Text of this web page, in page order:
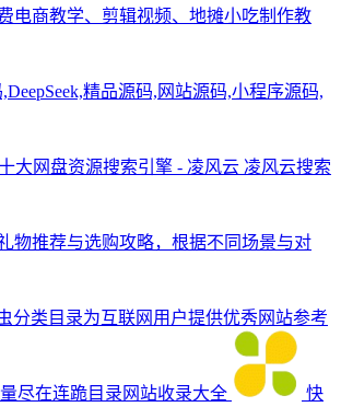
电商教学、剪辑视频、地摊小吃制作教
精品源码,网站源码,小程序源码,
大网盘资源搜索引擎 - 凌风云 凌风云搜索
物推荐与选购攻略，根据不同场景与对
分类目录为互联网用户提供优秀网站参考
尽在连跪目录网站收录大全
快